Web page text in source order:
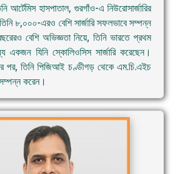
আর্টেমিস হাসপাতাল, গুরগাঁও-এ নিউরোসার্জারির
৮,০০০-এরও বেশি সার্জারি সফলভাবে সম্পন্ন
বেশি অভিজ্ঞতা নিয়ে, তিনি ভারতে প্রথম
একজন যিনি স্কোলিওসিস সার্জারি করেছেন।
পর, তিনি পিজিআই চণ্ডীগড় থেকে এম.চি.এইচ
সম্পন্ন করেন।